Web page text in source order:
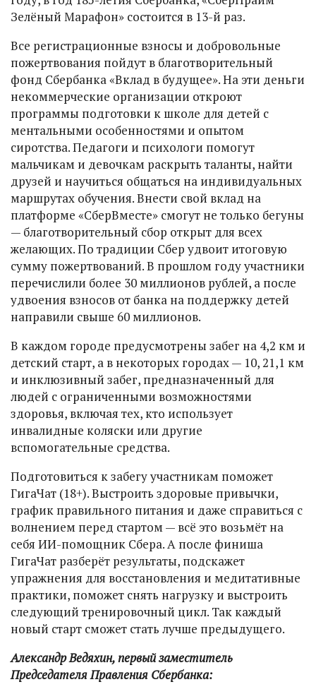
Зелёный Марафон» состоится в 13-й раз.
Все регистрационные взносы и добровольные
пожертвования пойдут в благотворительный
фонд Сбербанка «Вклад в будущее». На эти деньги
некоммерческие организации откроют
программы подготовки к школе для детей с
ментальными особенностями и опытом
сиротства. Педагоги и психологи помогут
мальчикам и девочкам раскрыть таланты, найти
друзей и научиться общаться на индивидуальных
маршрутах обучения. Внести свой вклад на
платформе «СберВместе» смогут не только бегуны
— благотворительный сбор открыт для всех
желающих. По традиции Сбер удвоит итоговую
сумму пожертвований. В прошлом году участники
перечислили более 30 миллионов рублей, а после
удвоения взносов от банка на поддержку детей
направили свыше 60 миллионов.
В каждом городе предусмотрены забег на 4,2 км и
детский старт, а в некоторых городах — 10, 21,1 км
и инклюзивный забег, предназначенный для
людей с ограниченными возможностями
здоровья, включая тех, кто использует
инвалидные коляски или другие
вспомогательные средства.
Подготовиться к забегу участникам поможет
ГигаЧат (18+). Выстроить здоровые привычки,
график правильного питания и даже справиться с
волнением перед стартом — всё это возьмёт на
себя ИИ-помощник Сбера. А после финиша
ГигаЧат разберёт результаты, подскажет
упражнения для восстановления и медитативные
практики, поможет снять нагрузку и выстроить
следующий тренировочный цикл. Так каждый
новый старт сможет стать лучше предыдущего.
Александр Ведяхин, первый заместитель
Председателя Правления Сбербанка: